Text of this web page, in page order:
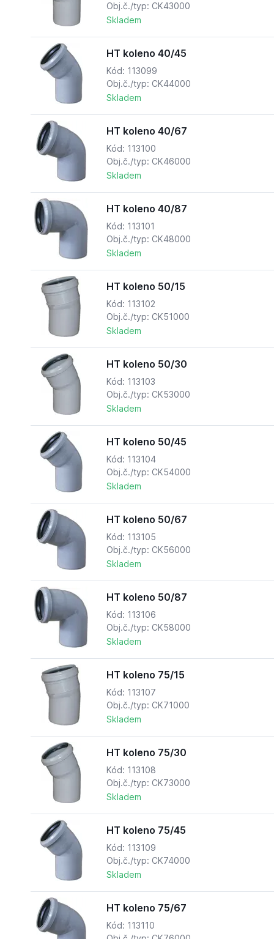
Obj.č./typ: CK43000
Skladem
HT koleno 40/45
Kód: 113099
Obj.č./typ: CK44000
Skladem
HT koleno 40/67
Kód: 113100
Obj.č./typ: CK46000
Skladem
HT koleno 40/87
Kód: 113101
Obj.č./typ: CK48000
Skladem
HT koleno 50/15
Kód: 113102
Obj.č./typ: CK51000
Skladem
HT koleno 50/30
Kód: 113103
Obj.č./typ: CK53000
Skladem
HT koleno 50/45
Kód: 113104
Obj.č./typ: CK54000
Skladem
HT koleno 50/67
Kód: 113105
Obj.č./typ: CK56000
Skladem
HT koleno 50/87
Kód: 113106
Obj.č./typ: CK58000
Skladem
HT koleno 75/15
Kód: 113107
Obj.č./typ: CK71000
Skladem
HT koleno 75/30
Kód: 113108
Obj.č./typ: CK73000
Skladem
HT koleno 75/45
Kód: 113109
Obj.č./typ: CK74000
Skladem
HT koleno 75/67
Kód: 113110